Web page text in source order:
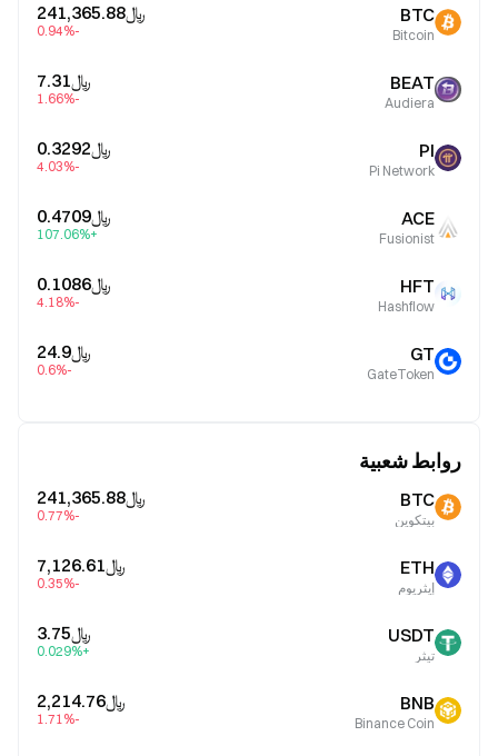
BTC
Bitcoin
﷼‎241,365.88
-0.94%
BEAT
Audiera
﷼‎7.31
-1.66%
PI
Pi Network
﷼‎0.3292
-4.03%
ACE
Fusionist
﷼‎0.4709
+107.06%
HFT
Hashflow
﷼‎0.1086
-4.18%
GT
GateToken
﷼‎24.9
-0.6%
روابط شعبية
BTC
بيتكوين
﷼‎241,365.88
-0.77%
ETH
إيثريوم
﷼‎7,126.61
-0.35%
USDT
تيثر
﷼‎3.75
+0.029%
BNB
Binance Coin
﷼‎2,214.76
-1.71%